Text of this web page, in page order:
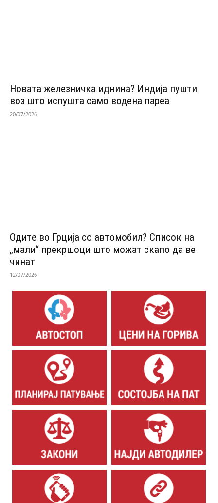
Новата железничка иднина? Индија пушти
воз што испушта само водена пареа
20/07/2026
Одитe во Грција со автомобил? Список на
„мали“ прекршоци што можат скапо да ве
чинат
12/07/2026